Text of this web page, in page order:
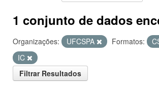
1 conjunto de dados
Organizações: UFCSPA Formatos:
IC
Filtrar Resultados